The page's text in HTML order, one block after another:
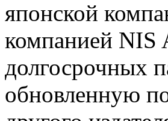
японской
компанией NIS
долгосрочных
обновленную